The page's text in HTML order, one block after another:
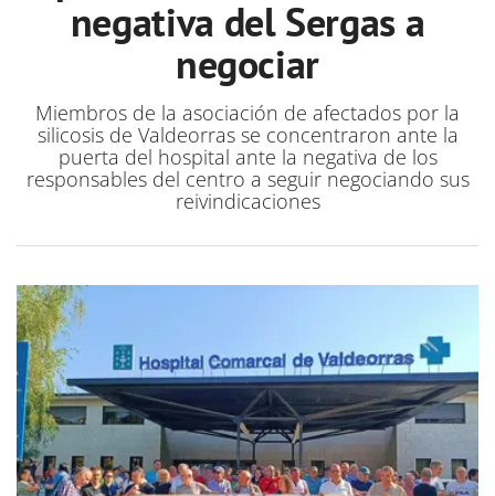
negativa del Sergas a
negociar
Miembros de la asociación de afectados por la
silicosis de Valdeorras se concentraron ante la
puerta del hospital ante la negativa de los
responsables del centro a seguir negociando sus
reivindicaciones